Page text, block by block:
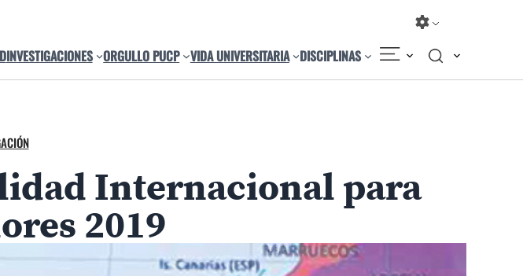
INVESTIGACIONES ORGULLO PUCP VIDA UNIVERSITARIA DISCIPLINAS
Internacional para
2019